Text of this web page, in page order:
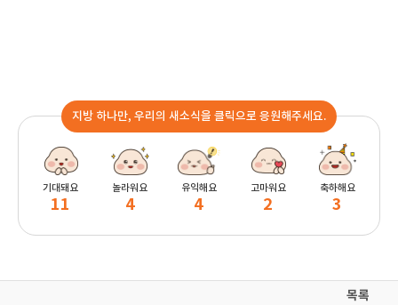
지방 하나만, 우리의 새소식을 클릭으로 응원해주세요.
기대돼요
11
놀라워요
4
유익해요
4
고마워요
2
축하해요
3
목록